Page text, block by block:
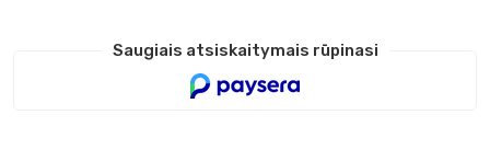
Saugiais atsiskaitymais rūpinasi